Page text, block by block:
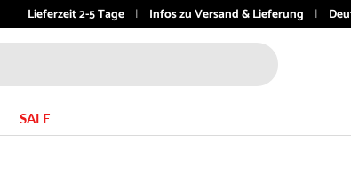
Kundenservice:info@vinoboutique.at
Lieferzeit 2-5 Tage Infos zu Versand & Lieferung
SALE